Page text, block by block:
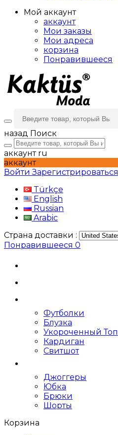
Мой аккаунт
аккаунт
Мои заказы
Мои адреса
корзина
Понравившееся
назад Поиск
аккаунт ru
аккаунт
ВойтиЗарегистрироваться
Türkçe
English
Russian
Arabic
Страна доставки :
Понравившееся 0
Футболки
Блузка
Укороченный Топ
Кардиган
Свитшот
Джоггеры
Юбка
Брюки
Шорты
Корзина